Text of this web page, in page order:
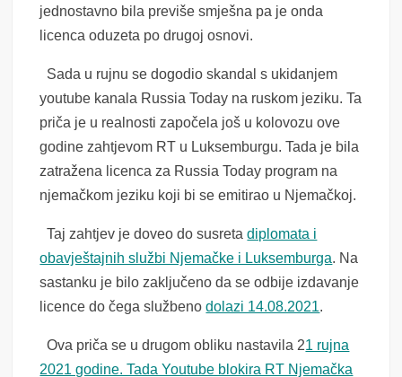
jednostavno bila previše smješna pa je onda
licenca oduzeta po drugoj osnovi.
Sada u rujnu se dogodio skandal s ukidanjem
youtube kanala Russia Today na ruskom jeziku. Ta
priča je u realnosti započela još u kolovozu ove
godine zahtjevom RT u Luksemburgu. Tada je bila
zatražena licenca za Russia Today program na
njemačkom jeziku koji bi se emitirao u Njemačkoj.
Taj zahtjev je doveo do susretadiplomata i
obavještajnih službi Njemačke i Luksemburga. Na
sastanku je bilo zaključeno da se odbije izdavanje
licence do čega službenodolazi 14.08.2021.
Ova priča se u drugom obliku nastavila 21 rujna
2021 godine. Tada Youtube blokira RT Njemačka